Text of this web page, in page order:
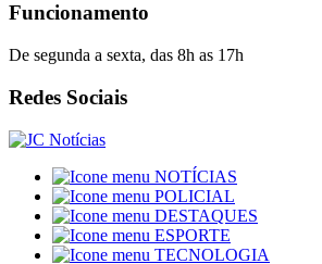
Funcionamento
De segunda a sexta, das 8h as 17h
Redes Sociais
NOTÍCIAS
POLICIAL
DESTAQUES
ESPORTE
TECNOLOGIA